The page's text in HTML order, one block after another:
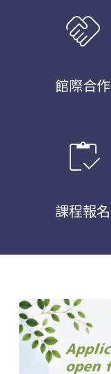
handshake
館際合作
inventory
課程報名